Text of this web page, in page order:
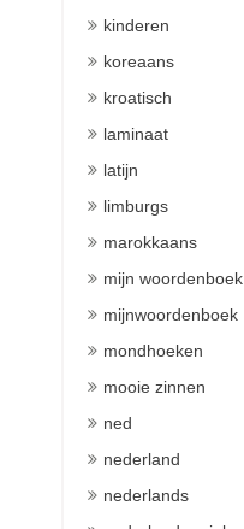
kinderen
koreaans
kroatisch
laminaat
latijn
limburgs
marokkaans
mijn woordenboek
mijnwoordenboek
mondhoeken
mooie zinnen
ned
nederland
nederlands